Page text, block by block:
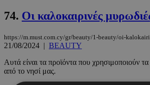
74. Οι καλοκαιρινές
https://m.must.com.cy/gr/beauty/1-beauty/oi-
21/08/2024 | BEAUTY
Αυτά είναι τα προϊόντα που χρησιμοποιούν
από το νησί μας.